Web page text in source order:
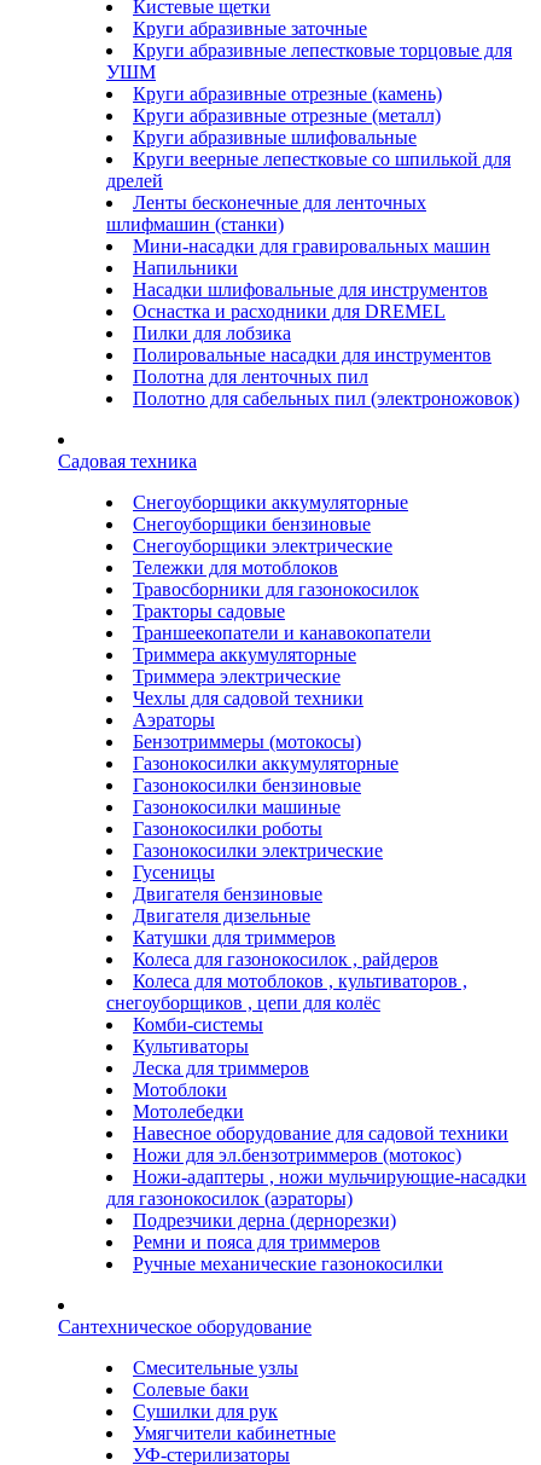
Кистевые щетки
Круги абразивные заточные
Круги абразивные лепестковые торцовые для
УШМ
Круги абразивные отрезные (камень)
Круги абразивные отрезные (металл)
Круги абразивные шлифовальные
Круги веерные лепестковые со шпилькой для
дрелей
Ленты бесконечные для ленточных
шлифмашин (станки)
Мини-насадки для гравировальных машин
Напильники
Насадки шлифовальные для инструментов
Оснастка и расходники для DREMEL
Пилки для лобзика
Полировальные насадки для инструментов
Полотна для ленточных пил
Полотно для сабельных пил (электроножовок)
Садовая техника
Снегоуборщики аккумуляторные
Снегоуборщики бензиновые
Снегоуборщики электрические
Тележки для мотоблоков
Травосборники для газонокосилок
Тракторы садовые
Траншеекопатели и канавокопатели
Триммера аккумуляторные
Триммера электрические
Чехлы для садовой техники
Аэраторы
Бензотриммеры (мотокосы)
Газонокосилки аккумуляторные
Газонокосилки бензиновые
Газонокосилки машиные
Газонокосилки роботы
Газонокосилки электрические
Гусеницы
Двигателя бензиновые
Двигателя дизельные
Катушки для триммеров
Колеса для газонокосилок , райдеров
Колеса для мотоблоков , культиваторов ,
снегоуборщиков , цепи для колёс
Комби-системы
Культиваторы
Леска для триммеров
Мотоблоки
Мотолебедки
Навесное оборудование для садовой техники
Ножи для эл.бензотриммеров (мотокос)
Ножи-адаптеры , ножи мульчирующие-насадки
для газонокосилок (аэраторы)
Подрезчики дерна (дернорезки)
Ремни и пояса для триммеров
Ручные механические газонокосилки
Сантехническое оборудование
Смесительные узлы
Солевые баки
Сушилки для рук
Умягчители кабинетные
УФ-стерилизаторы